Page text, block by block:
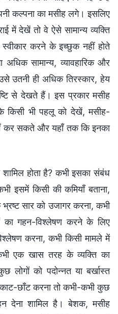
कल्पना का मसीह लगे। इसलिए
में देखें तो वे ऐसे सामान्य व्यक्ति
करने के इच्छुक नहीं होते
सामान्य, व्यावहारिक और
उसे उतनी ही अधिक तिरस्कार, हेय
से देखते हैं। इस प्रकार मसीह
किसी भी पहलू को देखें, मसीह-
कर सकते और यहाँ तक कि इनका
शामिल होता है? कभी इसका संबंध
इसमें किसी की कमियाँ बताना,
सार को उजागर करना, कभी
गहन-विश्लेषण करने के लिए
करना, कभी किसी मामले में
एक खास तरह के व्यक्ति का
लोगों को पदोन्नत या बर्खास्त
छाँट करना तो कभी-कभी कुछ
देना शामिल है। बेशक, मसीह